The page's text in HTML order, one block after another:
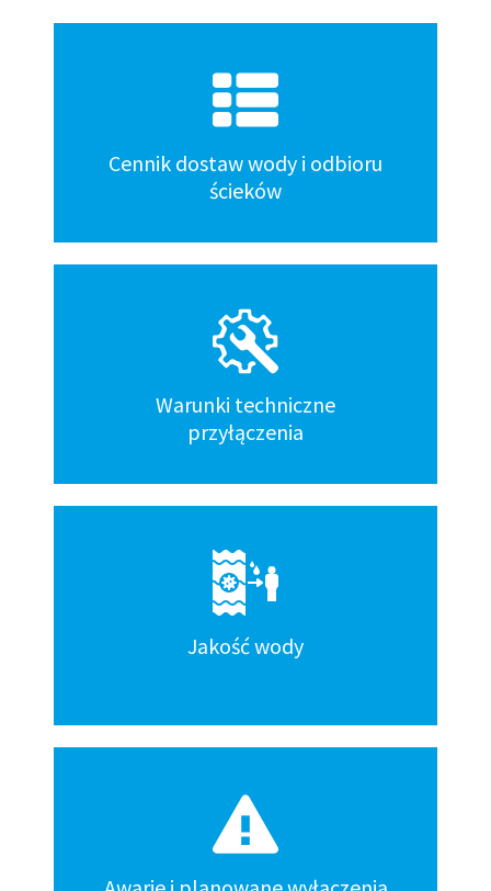
Cennik dostaw wody i odbioru
ścieków
Warunki techniczne
przyłączenia
Jakość wody